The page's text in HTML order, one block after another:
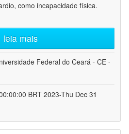
como incapacidade física.
leia mais
Federal do Ceará - CE -
BRT 2023-Thu Dec 31